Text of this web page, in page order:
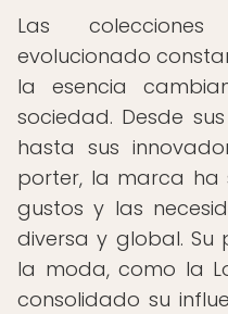
Las
evolucionado
la esencia
sociedad. Desde
hasta sus
porter, la marca
gustos y las
diversa y global. Su
la moda, como la
consolidado su